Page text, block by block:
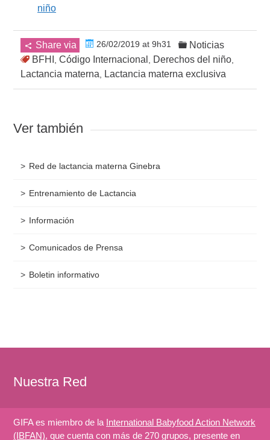
niño
Share via 26/02/2019 at 9h31
Noticias
BFHI
,Código Internacional Derechos del niño
Lactancia materna Lactancia materna exclusiva
Ver también
Red de lactancia materna Ginebra
Entrenamiento de Lactancia
Información
Comunicados de Prensa
Boletin informativo
Nuestra Red
GIFA es miembro de la International Babyfood Action Network
(IBFAN), que cuenta con más de 270 grupos, presente en